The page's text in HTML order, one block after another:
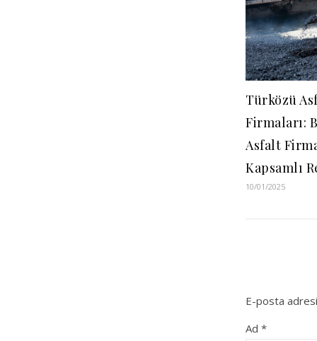
Türközü
Firmaları:
Asfalt
Kapsamlı
10/01/2025
E-posta
Ad *